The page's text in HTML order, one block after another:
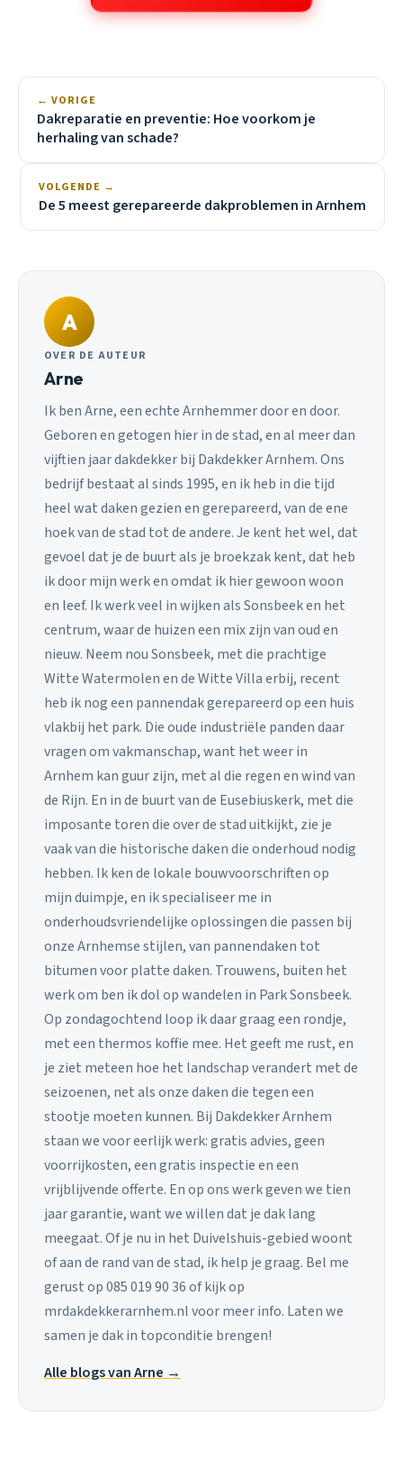
← VORIGE
Dakreparatie en preventie: Hoe voorkom je
herhaling van schade?
VOLGENDE →
De 5 meest gerepareerde dakproblemen in Arnhem
A
OVER DE AUTEUR
Arne
Ik ben Arne, een echte Arnhemmer door en door.
Geboren en getogen hier in de stad, en al meer dan
vijftien jaar dakdekker bij Dakdekker Arnhem. Ons
bedrijf bestaat al sinds 1995, en ik heb in die tijd
heel wat daken gezien en gerepareerd, van de ene
hoek van de stad tot de andere. Je kent het wel, dat
gevoel dat je de buurt als je broekzak kent, dat heb
ik door mijn werk en omdat ik hier gewoon woon
en leef. Ik werk veel in wijken als Sonsbeek en het
centrum, waar de huizen een mix zijn van oud en
nieuw. Neem nou Sonsbeek, met die prachtige
Witte Watermolen en de Witte Villa erbij, recent
heb ik nog een pannendak gerepareerd op een huis
vlakbij het park. Die oude industriële panden daar
vragen om vakmanschap, want het weer in
Arnhem kan guur zijn, met al die regen en wind van
de Rijn. En in de buurt van de Eusebiuskerk, met die
imposante toren die over de stad uitkijkt, zie je
vaak van die historische daken die onderhoud nodig
hebben. Ik ken de lokale bouwvoorschriften op
mijn duimpje, en ik specialiseer me in
onderhoudsvriendelijke oplossingen die passen bij
onze Arnhemse stijlen, van pannendaken tot
bitumen voor platte daken. Trouwens, buiten het
werk om ben ik dol op wandelen in Park Sonsbeek.
Op zondagochtend loop ik daar graag een rondje,
met een thermos koffie mee. Het geeft me rust, en
je ziet meteen hoe het landschap verandert met de
seizoenen, net als onze daken die tegen een
stootje moeten kunnen. Bij Dakdekker Arnhem
staan we voor eerlijk werk: gratis advies, geen
voorrijkosten, een gratis inspectie en een
vrijblijvende offerte. En op ons werk geven we tien
jaar garantie, want we willen dat je dak lang
meegaat. Of je nu in het Duivelshuis-gebied woont
of aan de rand van de stad, ik help je graag. Bel me
gerust op 085 019 90 36 of kijk op
mrdakdekkerarnhem.nl voor meer info. Laten we
samen je dak in topconditie brengen!
Alle blogs van Arne →